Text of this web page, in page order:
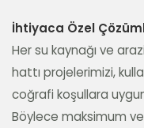
İhtiyaca Özel
Her su kaynağı ve
hattı projelerimizi,
coğrafi koşullara
Böylece maksimum